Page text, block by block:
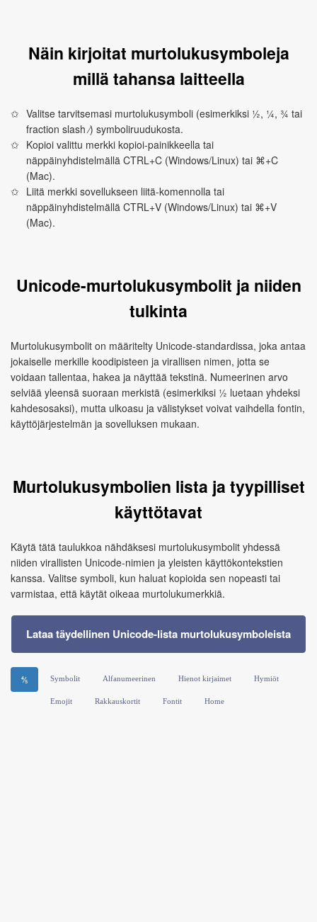
Näin kirjoitat murtolukusymboleja
millä tahansa laitteella
Valitse tarvitsemasi murtolukusymboli (esimerkiksi ½, ¼, ¾ tai
fraction slash ⁄) symboliruudukosta.
Kopioi valittu merkki kopioi-painikkeella tai
näppäinyhdistelmällä CTRL+C (Windows/Linux) tai ⌘+C
(Mac).
Liitä merkki sovellukseen liitä-komennolla tai
näppäinyhdistelmällä CTRL+V (Windows/Linux) tai ⌘+V
(Mac).
Unicode-murtolukusymbolit ja niiden
tulkinta
Murtolukusymbolit on määritelty Unicode-standardissa, joka antaa
jokaiselle merkille koodipisteen ja virallisen nimen, jotta se
voidaan tallentaa, hakea ja näyttää tekstinä. Numeerinen arvo
selviää yleensä suoraan merkistä (esimerkiksi ½ luetaan yhdeksi
kahdesosaksi), mutta ulkoasu ja välistykset voivat vaihdella fontin,
käyttöjärjestelmän ja sovelluksen mukaan.
Murtolukusymbolien lista ja tyypilliset
käyttötavat
Käytä tätä taulukkoa nähdäksesi murtolukusymbolit yhdessä
niiden virallisten Unicode-nimien ja yleisten käyttökontekstien
kanssa. Valitse symboli, kun haluat kopioida sen nopeasti tai
varmistaa, että käytät oikeaa murtolukumerkkiä.
Lataa täydellinen Unicode-lista murtolukusymboleista
⅘ Symbolit Alfanumeerinen Hienot kirjaimet Hymiöt
Emojit Rakkauskortit Fontit Home